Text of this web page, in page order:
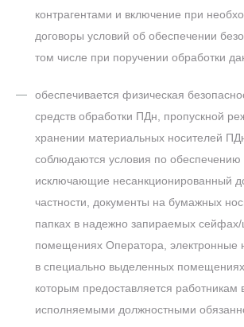
контрагентами и включение при
договоры условий об обеспечении
том числе при поручении обработки
обеспечивается физическая
средств обработки ПДн, пропускной
хранении материальных носителей
соблюдаются условия по обеспечению
исключающие несанкционированный
частности, документы на бумажных
папках в надежно запираемых
помещениях Оператора, электронные
в специально выделенных
которым предоставляется работникам
исполняемыми должностными